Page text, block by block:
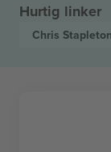
Hurtig linker
Chris Stapleton